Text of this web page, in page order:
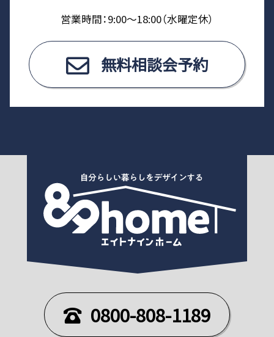
営業時間：9:00〜18:00（⽔曜定休）
無料相談会予約
0800-808-1189